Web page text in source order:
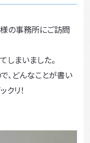
の事務所にご訪問
しまいました。
、どんなことが書い
リ！